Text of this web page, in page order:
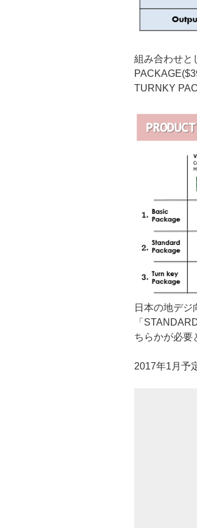
組み合わせと
TURNKY
日本の地デ
「
ちらかが必要
2017年1月予